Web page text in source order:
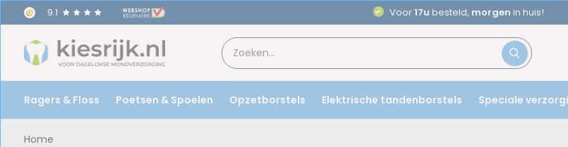
9.1 Aanbevolen doortandartsen
Ragers & Floss Poetsen & Spoelen Opzetborstels Elektrische tandenborstels Speciale
Home